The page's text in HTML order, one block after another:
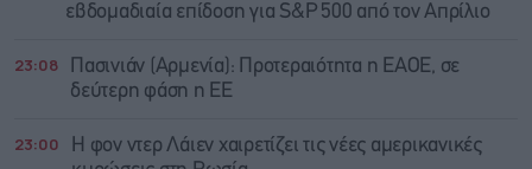
εβδομαδιαία επίδοση για S&P 500 από τον Απρίλιο
23:08
Πασινιάν (Αρμενία): Προτεραιότητα η ΕΑΟΕ, σε
δεύτερη φάση η ΕΕ
23:00
Η φον ντερ Λάιεν χαιρετίζει τις νέες αμερικανικές